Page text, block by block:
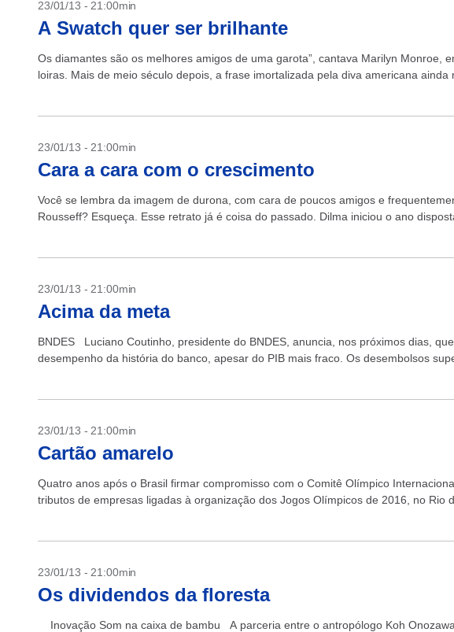
23/01/13 - 21:00min
A Swatch quer ser brilhante
Os diamantes são os melhores amigos de uma garota”, cantava Marilyn Monroe,
loiras. Mais de meio século depois, a frase imortalizada pela diva americana ainda
23/01/13 - 21:00min
Cara a cara com o crescimento
Você se lembra da imagem de durona, com cara de poucos amigos e
Rousseff? Esqueça. Esse retrato já é coisa do passado. Dilma iniciou o ano
23/01/13 - 21:00min
Acima da meta
BNDES Luciano Coutinho, presidente do BNDES, anuncia, nos próximos dias,
desempenho da história do banco, apesar do PIB mais fraco. Os desembolsos
23/01/13 - 21:00min
Cartão amarelo
Quatro anos após o Brasil firmar compromisso com o Comitê Olímpico
tributos de empresas ligadas à organização dos Jogos Olímpicos de 2016, no Rio
23/01/13 - 21:00min
Os dividendos da floresta
Inovação Som na caixa de bambu A parceria entre o antropólogo Koh